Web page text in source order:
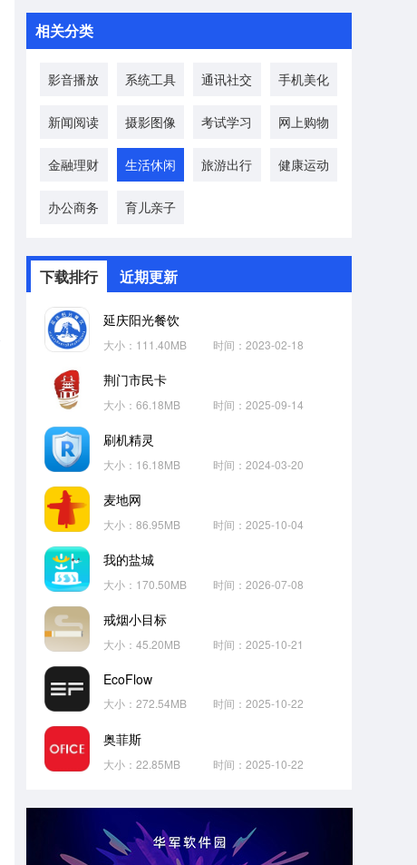
相关分类
影音播放 系统工具 通讯社交 手机美化
新闻阅读 摄影图像 考试学习 网上购物
金融理财 生活休闲 旅游出行 健康运动
办公商务 育儿亲子
下载排行 近期更新
延庆阳光餐饮
大小：111.40MB 时间：2023-02-18
荆门市民卡
大小：66.18MB 时间：2025-09-14
刷机精灵
大小：16.18MB 时间：2024-03-20
麦地网
大小：86.95MB 时间：2025-10-04
我的盐城
大小：170.50MB 时间：2026-07-08
戒烟小目标
大小：45.20MB 时间：2025-10-21
EcoFlow
大小：272.54MB 时间：2025-10-22
奥菲斯
大小：22.85MB 时间：2025-10-22